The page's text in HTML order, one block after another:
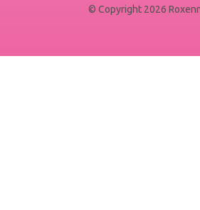
© Copyright 2026